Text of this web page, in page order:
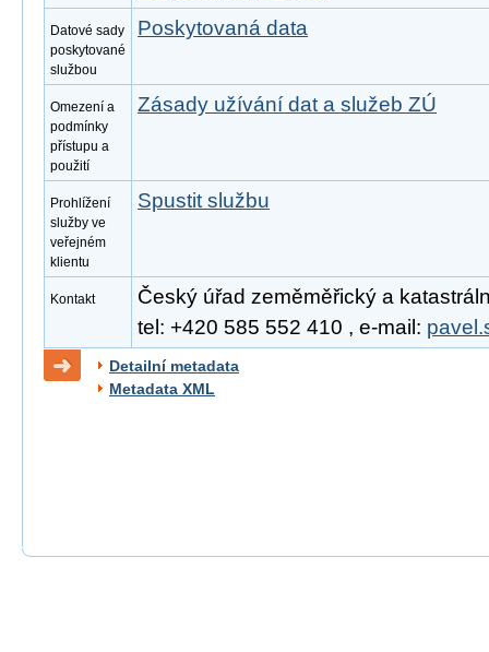
Datové sady
poskytované
službou
Poskytovaná data
Omezení a
podmínky
přístupu a
použití
Zásady užívání dat a služeb ZÚ
Prohlížení
služby ve
veřejném
klientu
Spustit službu
Kontakt
Český úřad zeměměřický a
tel: +420 585 552 410 , e-mail:
Detailní metadata
Metadata XML